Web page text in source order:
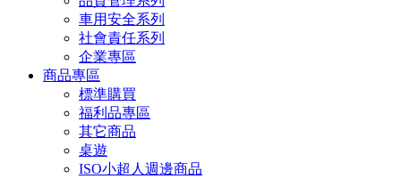
車用安全系列
社會責任系列
企業專區
商品專區
標準購買
福利品專區
其它商品
桌遊
ISO小超人週邊商品